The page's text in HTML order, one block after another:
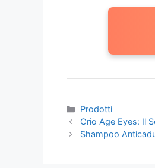
Categorie
Prodotti
Crio Age Eyes: Il
Shampoo